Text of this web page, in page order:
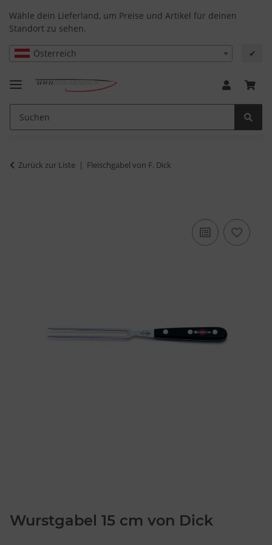
Wähle dein Lieferland, um Preise und Artikel für deinen
Standort zu sehen.
Österreich ✔
Zurück zur Liste Fleischgabel von F. Dick
Wurstgabel 15 cm von Dick